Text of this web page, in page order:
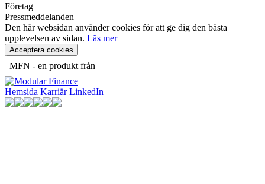
Företag
Pressmeddelanden
Den här websidan använder cookies för att ge dig den bästa
upplevelsen av sidan. Läs mer
Acceptera cookies
MFN - en produkt från
Hemsida Karriär LinkedIn